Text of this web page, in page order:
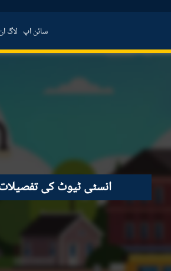
سائن اپ لاگ
انسٹی ٹیوٹ کی